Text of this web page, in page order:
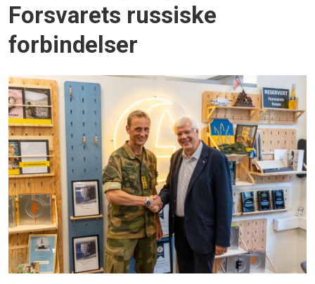
Forsvarets russiske
forbindelser